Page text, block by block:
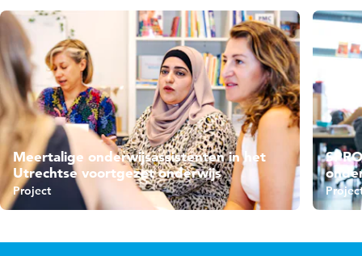
Meertalige onderwijsassistenten in het
Utrechtse voortgezet onderwijs
Project